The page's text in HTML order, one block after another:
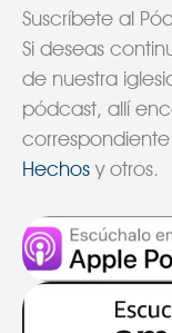
Suscríbete al
Si deseas
de nuestra
pódcast, allí
Hechos y otros.